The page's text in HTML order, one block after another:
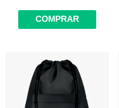
COMPRAR